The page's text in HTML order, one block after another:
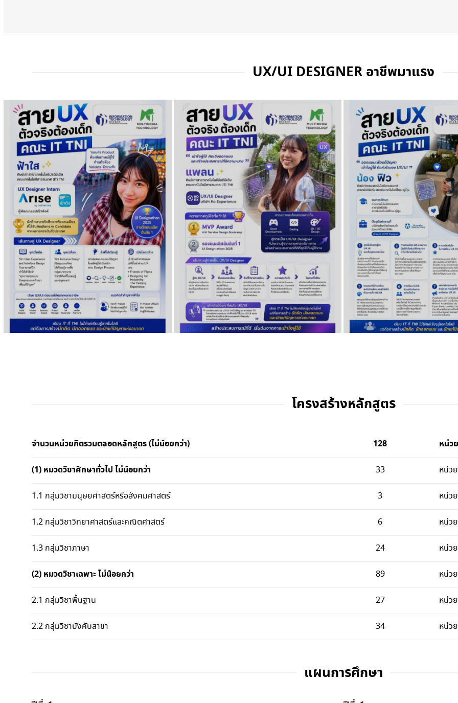
UX/UI DESIGNER อาชีพมาแรง
โครงสร้างหลักสูตร
จำนวนหน่วยกิตรวมตลอดหลักสูตร (ไม่น้อยกว่า) 128 หน่ว
(1) หมวดวิชาศึกษาทั่วไป ไม่น้อยกว่า 33 หน่ว
1.1 กลุ่มวิชามนุษยศาสตร์หรือสังคมศาสตร์ 3 หน่ว
1.2 กลุ่มวิชาวิทยาศาสตร์และคณิตศาสตร์ 6 หน่ว
1.3 กลุ่มวิชาภาษา 24 หน่ว
(2) หมวดวิชาเฉพาะ ไม่น้อยกว่า 89 หน่ว
2.1 กลุ่มวิชาพื้นฐาน 27 หน่ว
2.2 กลุ่มวิชาบังคับสาขา 34 หน่ว
แผนการศึกษา